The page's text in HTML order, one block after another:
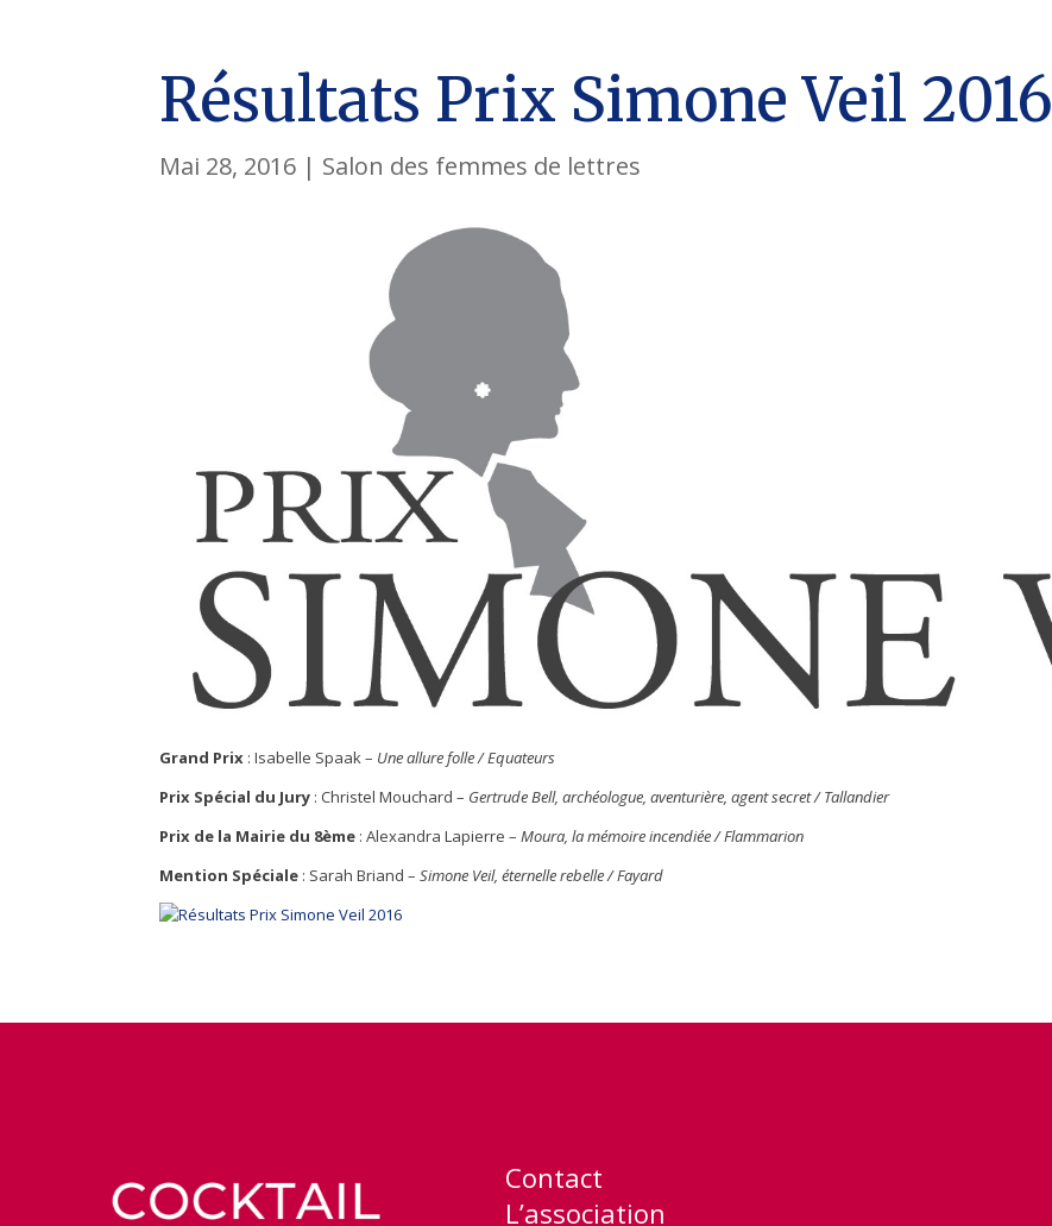
Résultats Prix Simone Veil 2016
Mai 28, 2016 | Salon des femmes de lettres
Grand Prix : Isabelle Spaak – Une allure folle / Equateurs
Prix Spécial du Jury : Christel Mouchard – Gertrude Bell, archéologue, aventurière, agent secret /Tallandier
Prix de la Mairie du 8ème : Alexandra Lapierre –Moura, la mémoire incendiée / Flammarion
Mention Spéciale : Sarah Briand – Simone Veil, éternelle rebelle / Fayard
Contact
L’association